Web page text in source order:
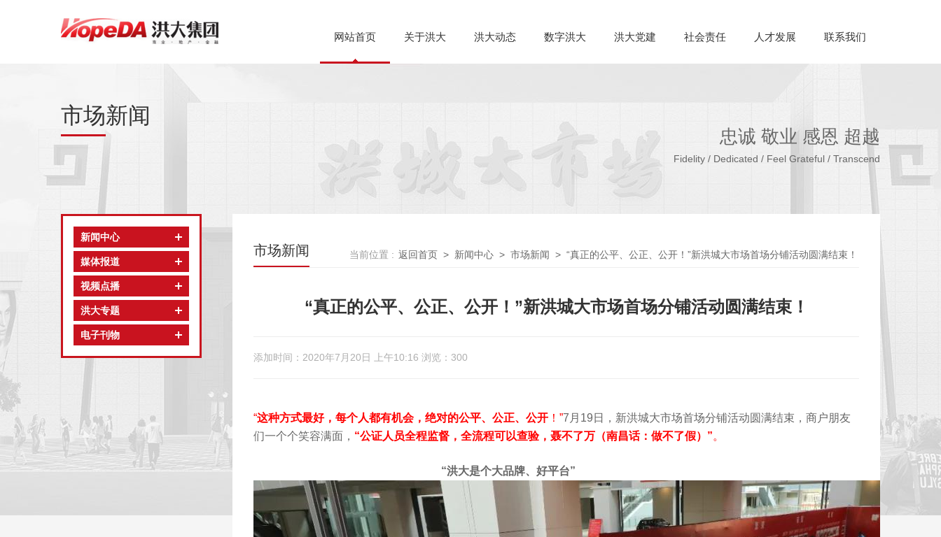
网站首页 关于洪大 洪大动态 数字洪大 洪大党建 社会责任 人才发展 联系我们
市场新闻
忠诚 敬业 感恩 超越
Fidelity / Dedicated / Feel Grateful / Transcend
新闻中心
媒体报道
视频点播
洪大专题
电子刊物
市场新闻 当前位置 : 返回首页 > 新闻中心 > 市场新闻 > “真正的公平、公正、公开！”新洪城大市场首场分铺活动圆满结束！
“真正的公平、公正、公开！”新洪城大市场首场分铺活动圆满结束！
添加时间：2020年7月20日 上午10:16 浏览：300
“这种方式最好，每个人都有机会，绝对的公平、公正、公开 ！”7月19日，新洪城大市场首场分铺活动圆满结束，商户朋友
们一个个笑容满面， “公证人员全程监督，全流程可以查验，聂不了万（南昌话：做不了假） ”。
“洪大是个大品牌、好平台”